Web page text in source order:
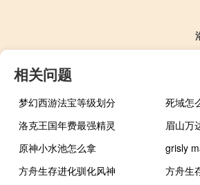
相关问题
梦幻西游法宝等级划分
死域怎
洛克王国年费最强精灵
眉山万
原神小水池怎么拿
grisly
方舟生存进化驯化风神
方舟生